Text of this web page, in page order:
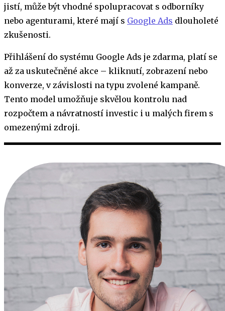
jistí, může být vhodné spolupracovat s odborníky
nebo agenturami, které mají s Google Ads dlouholeté
zkušenosti.
Přihlášení do systému Google Ads je zdarma, platí se
až za uskutečněné akce – kliknutí, zobrazení nebo
konverze, v závislosti na typu zvolené kampaně.
Tento model umožňuje skvělou kontrolu nad
rozpočtem a návratností investic i u malých firem s
omezenými zdroji.